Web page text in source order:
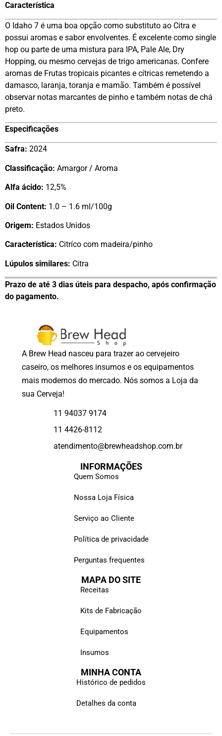
Característica
O Idaho 7 é uma boa opção como substituto ao Citra e
possui aromas e sabor envolventes. É excelente como single
hop ou parte de uma mistura para IPA, Pale Ale, Dry
Hopping, ou mesmo cervejas de trigo americanas. Confere
aromas de Frutas tropicais picantes e cítricas remetendo a
damasco, laranja, toranja e mamão. Também é possível
observar notas marcantes de pinho e também notas de chá
preto.
Especificações
Safra: 2024
Classificação: Amargor / Aroma
Alfa ácido: 12,5%
Oil Content: 1.0 – 1.6 ml/100g
Origem: Estados Unidos
Característica: Citríco com madeira/pinho
Lúpulos similares: Citra
Prazo de até 3 dias úteis para despacho, após confirmação
do pagamento.
A Brew Head nasceu para trazer ao cervejeiro
caseiro, os melhores insumos e os equipamentos
mais modernos do mercado. Nós somos a Loja da
sua Cerveja!
11 94037 9174
11 4426-8112
atendimento@brewheadshop.com.br
INFORMAÇÕES
Quem Somos
Nossa Loja Física
Serviço ao Cliente
Política de privacidade
Perguntas frequentes
MAPA DO SITE
Receitas
Kits de Fabricação
Equipamentos
Insumos
MINHA CONTA
Histórico de pedidos
Detalhes da conta